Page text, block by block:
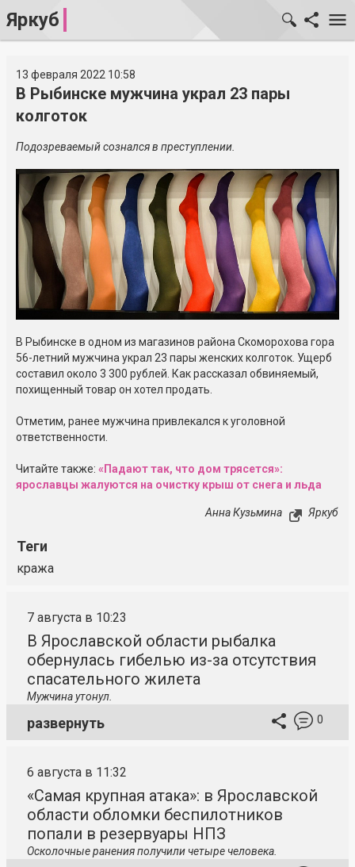
Яркуб
13 февраля 2022 10:58
В Рыбинске мужчина украл 23 пары
колготок
Подозреваемый сознался в преступлении.
В Рыбинске в одном из магазинов района Скоморохова гора
56-летний мужчина украл 23 пары женских колготок. Ущерб
составил около 3 300 рублей. Как рассказал обвиняемый,
похищенный товар он хотел продать.
Отметим, ранее мужчина привлекался к уголовной
ответственности.
Читайте также: «Падают так, что дом трясется»:
ярославцы жалуются на очистку крыш от снега и льда
Анна Кузьмина Яркуб
Теги
кража
7 августа в 10:23
В Ярославской области рыбалка
обернулась гибелью из-за отсутствия
спасательного жилета
Мужчина утонул.
развернуть 0
6 августа в 11:32
«Самая крупная атака»: в Ярославской
области обломки беспилотников
попали в резервуары НПЗ
Осколочные ранения получили четыре человека.